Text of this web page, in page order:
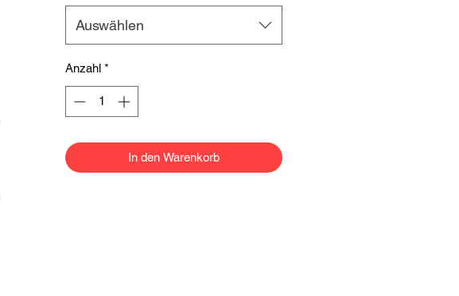
Auswählen
Anzahl *
In den Warenkorb